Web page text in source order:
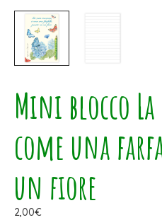
Mini blocco
come una
un fiore
2,00€